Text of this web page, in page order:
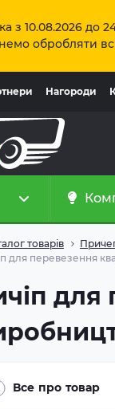
з 10.08.2026 до
обробляти
Нагороди
товарів
для перевезення
для
Все про товар